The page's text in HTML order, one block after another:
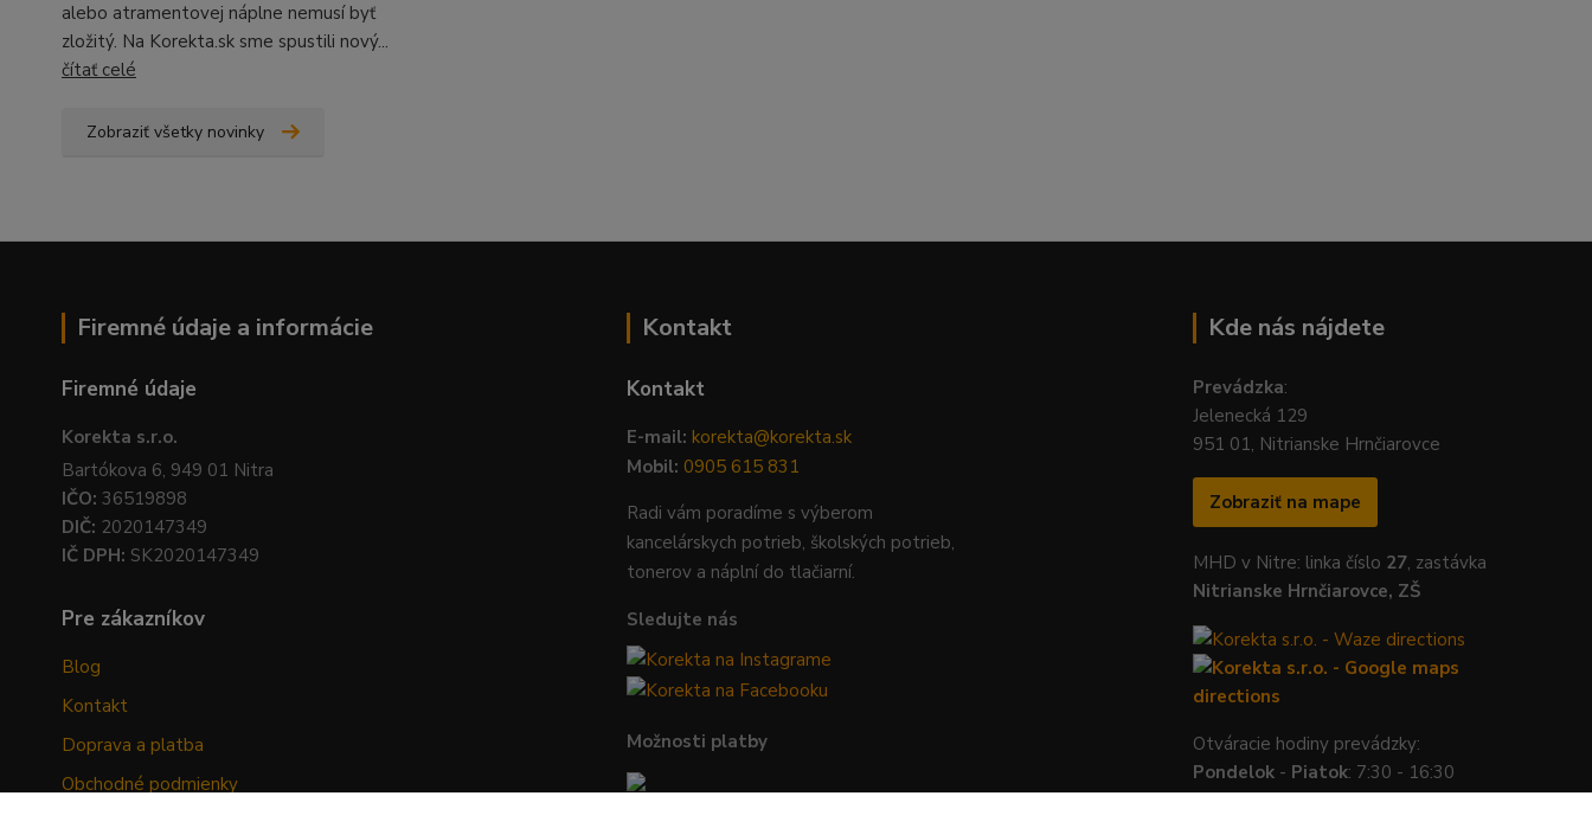
alebo atramentovej náplne nemusí byť
zložitý. Na Korekta.sk sme spustili nový...
čítať celé
Zobraziť všetky novinky
Firemné údaje a informácie
Firemné údaje
Korekta s.r.o.
Bartókova 6, 949 01 Nitra
IČO: 36519898
DIČ: 2020147349
IČ DPH: SK2020147349
Pre zákazníkov
Blog
Kontakt
Doprava a platba
Obchodné podmienky
Kontakt
Kontakt
E-mail: korekta@korekta.sk
Mobil: 0905 615 831
Radi vám poradíme s výberom
kancelárskych potrieb, školských potrieb,
tonerov a náplní do tlačiarní.
Sledujte nás
Možnosti platby
Kde nás nájdete
Prevádzka:
Jelenecká 129
951 01, Nitrianske Hrnčiarovce
Zobraziť na mape
MHD v Nitre: linka číslo 27, zastávka
Nitrianske Hrnčiarovce, ZŠ
Otváracie hodiny prevádzky:
Pondelok - Piatok: 7:30 - 16:30